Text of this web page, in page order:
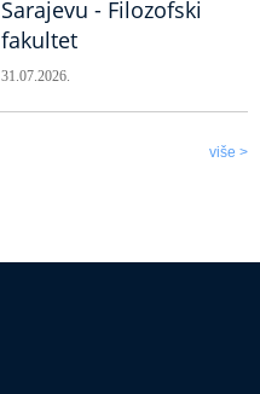
Sarajevu - Filozofski
fakultet
31.07.2026.
više >